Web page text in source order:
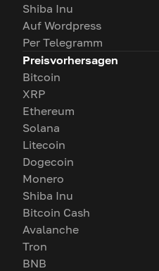
Shiba Inu
Auf Wordpress
Per Telegramm
Preisvorhersagen
Bitcoin
XRP
Ethereum
Solana
Litecoin
Dogecoin
Monero
Shiba Inu
Bitcoin Cash
Avalanche
Tron
BNB